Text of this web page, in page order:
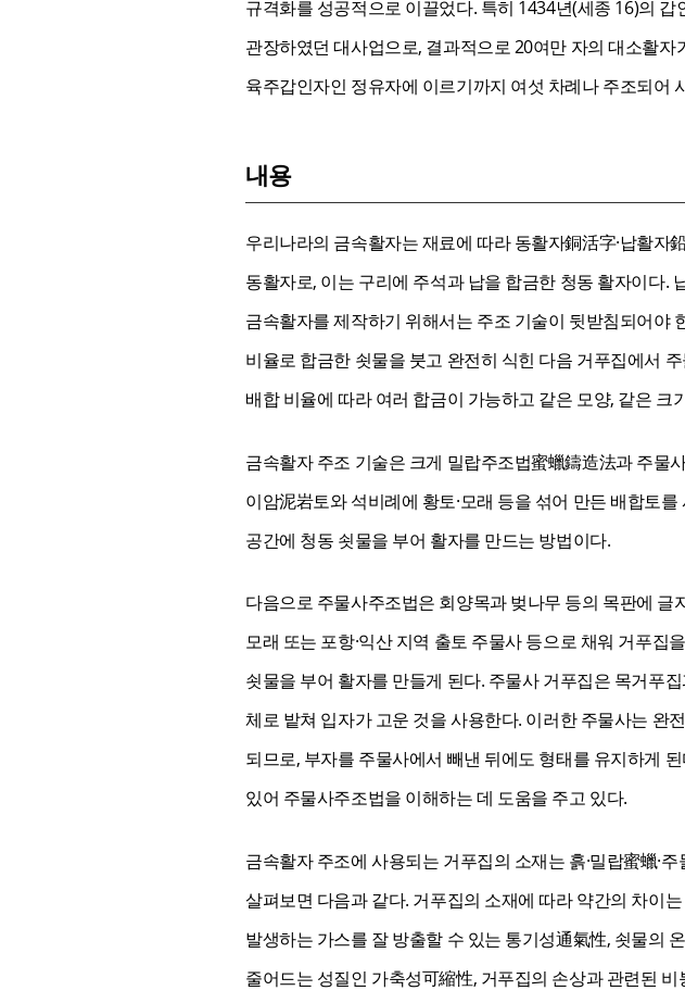
규격화를 성공적으로 이끌었다. 특히 1434년(세종 16)의
관장하였던 대사업으로, 결과적으로 20여만 자의 대소활
육주갑인자인 정유자에 이르기까지 여섯 차례나 주조되어
내용
우리나라의 금속활자는 재료에 따라 동활자銅活字·납활자
동활자로, 이는 구리에 주석과 납을 합금한 청동 활자이다.
금속활자를 제작하기 위해서는 주조 기술이 뒷받침되어야
비율로 합금한 쇳물을 붓고 완전히 식힌 다음 거푸집에서
배합 비율에 따라 여러 합금이 가능하고 같은 모양, 같은
금속활자 주조 기술은 크게 밀랍주조법蜜蠟鑄造法과 주물
이암泥岩토와 석비례에 황토·모래 등을 섞어 만든 배합토
공간에 청동 쇳물을 부어 활자를 만드는 방법이다.
다음으로 주물사주조법은 회양목과 벚나무 등의 목판에
모래 또는 포항·익산 지역 출토 주물사 등으로 채워 거푸
쇳물을 부어 활자를 만들게 된다. 주물사 거푸집은 목거푸
체로 밭쳐 입자가 고운 것을 사용한다. 이러한 주물사는 완
되므로, 부자를 주물사에서 빼낸 뒤에도 형태를 유지하게
있어 주물사주조법을 이해하는 데 도움을 주고 있다.
금속활자 주조에 사용되는 거푸집의 소재는 흙·밀랍蜜蠟·
살펴보면 다음과 같다. 거푸집의 소재에 따라 약간의 차이
발생하는 가스를 잘 방출할 수 있는 통기성通氣性, 쇳물의
줄어드는 성질인 가축성可縮性, 거푸집의 손상과 관련된